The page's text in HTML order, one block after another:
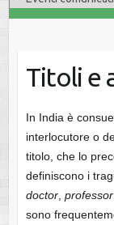
Titoli e
In India è
interlocutore o
titolo, che lo
definiscono i
doctor, professor,
sono